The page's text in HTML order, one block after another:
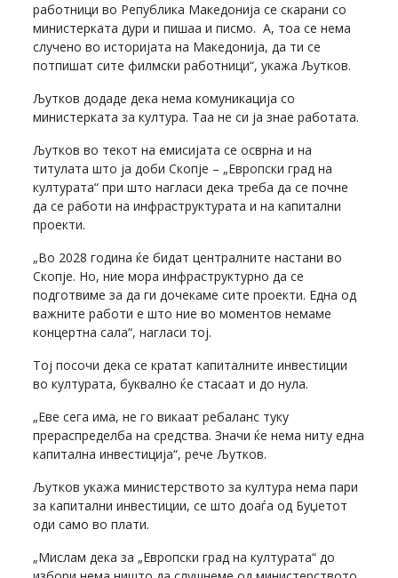
работници во Република Македонија се скарани со
министерката дури и пишаа и писмо. А, тоа се нема
случено во историјата на Македонија, да ти се
потпишат сите филмски работници“, укажа Љутков.
Љутков додаде дека нема комуникација со
министерката за култура. Таа не си ја знае работата.
Љутков во текот на емисијата се осврна и на
титулата што ја доби Скопје – „Европски град на
културата“ при што нагласи дека треба да се почне
да се работи на инфраструктурата и на капитални
проекти.
„Во 2028 година ќе бидат централните настани во
Скопје. Но, ние мора инфраструктурно да се
подготвиме за да ги дочекаме сите проекти. Една од
важните работи е што ние во моментов немаме
концертна сала“, нагласи тој.
Тој посочи дека се кратат капиталните инвестиции
во културата, буквално ќе стасаат и до нула.
„Еве сега има, не го викаат ребаланс туку
прераспределба на средства. Значи ќе нема ниту една
капитална инвестиција“, рече Љутков.
Љутков укажа министерството за култура нема пари
за капитални инвестиции, се што доаѓа од Буџетот
оди само во плати.
„Мислам дека за „Европски град на културата“ до